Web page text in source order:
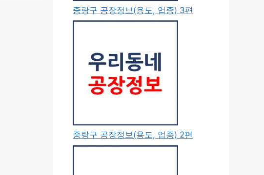
중랑구 공장정보(용도, 업종) 3편
중랑구 공장정보(용도, 업종) 2편